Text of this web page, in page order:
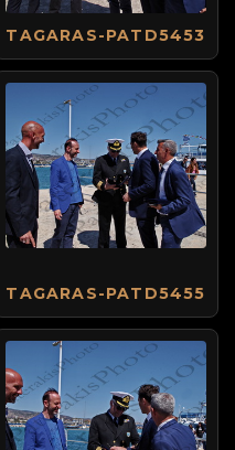
TAGARAS-PATD5453
TAGARAS-PATD5455